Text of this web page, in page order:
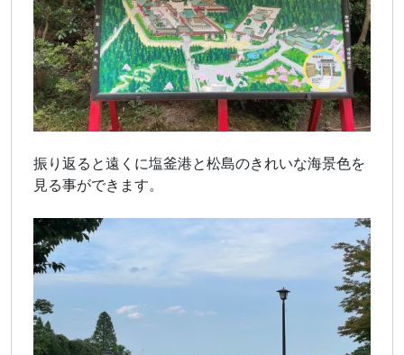
振り返ると遠くに塩釜港と松島のきれいな海景色を
見る事ができます。